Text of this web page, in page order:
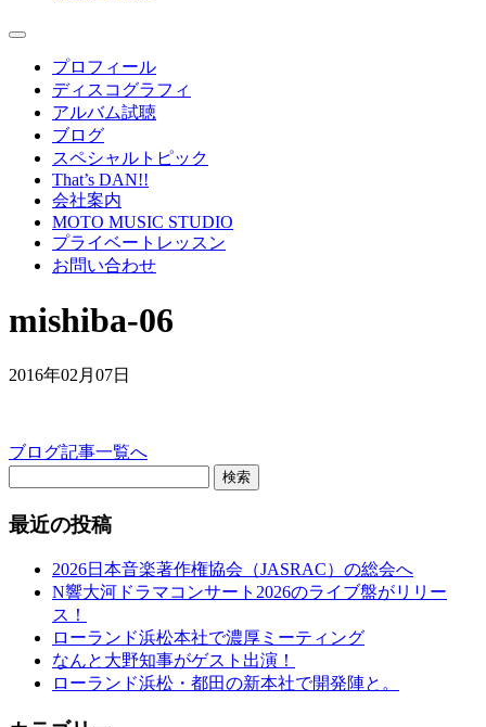
プロフィール
ディスコグラフィ
アルバム試聴
ブログ
スペシャルトピック
That’s DAN!!
会社案内
MOTO MUSIC STUDIO
プライベートレッスン
お問い合わせ
mishiba-06
2016年02月07日
ブログ記事一覧へ
検索
最近の投稿
2026日本音楽著作権協会（JASRAC）の総会へ
N響大河ドラマコンサート2026のライブ盤がリリー
ス！
ローランド浜松本社で濃厚ミーティング
なんと大野知事がゲスト出演！
ローランド浜松・都田の新本社で開発陣と。